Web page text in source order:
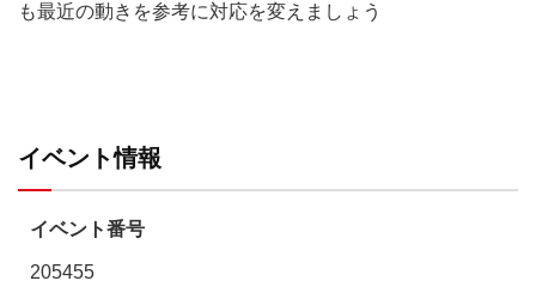
も最近の動きを参考に対応を変えましょう
イベント情報
イベント番号
205455